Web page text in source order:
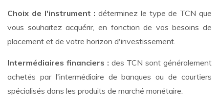
Choix de l'instrument :déterminez le type de TCN que
vous souhaitez acquérir, en fonction de vos besoins de
placement et de votre horizon d'investissement.
Intermédiaires financiers : des TCN sont généralement
achetés par l'intermédiaire de banques ou de courtiers
spécialisés dans les produits de marché monétaire.